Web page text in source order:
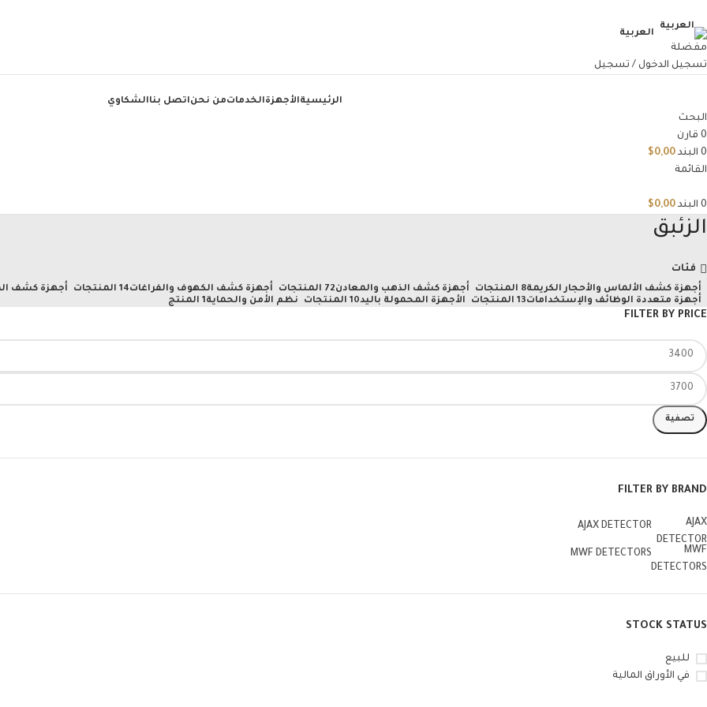
العربية
مفضلة
تسجيل الدخول / تسجيل
الرئيسيةالأجهزةالخدماتمن نحناتصل بناالشكاوي
البحث
0 قارن
0 البند $0,00
القائمة
0 البند $0,00
الزئبق
فئات
أجهزة كشف الألماس والأحجار الكريمة8 المنتجات أجهزة كشف الذهب والمعادن72 المنتجات أجهزة كشف الكهوف والفراغات14 المنتجات
أجهزة كشف
أجهزة متعددة الوظائف والإستخدامات13 المنتجات الأجهزة المحمولة باليد10 المنتجات نظم الأمن والحماية1 المنتج
FILTER BY PRICE
تصفية
FILTER BY BRAND
AJAX
DETECTOR
AJAX DETECTOR
MWF
DETECTORS
MWF DETECTORS
STOCK STATUS
للبيع
في الأوراق المالية